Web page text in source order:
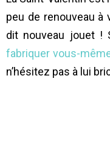
peu de renouveau à
dit nouveau jouet !
fabriquer vous-
n’hésitez pas à lui